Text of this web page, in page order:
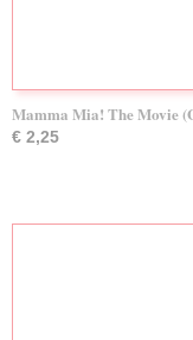
Mamma Mia! The Movie
€ 2,25